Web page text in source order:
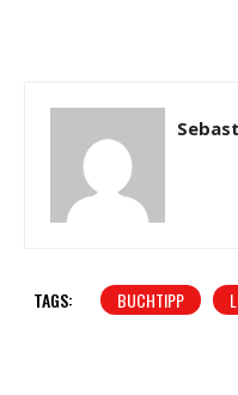
TAGS: BUCHTIPP